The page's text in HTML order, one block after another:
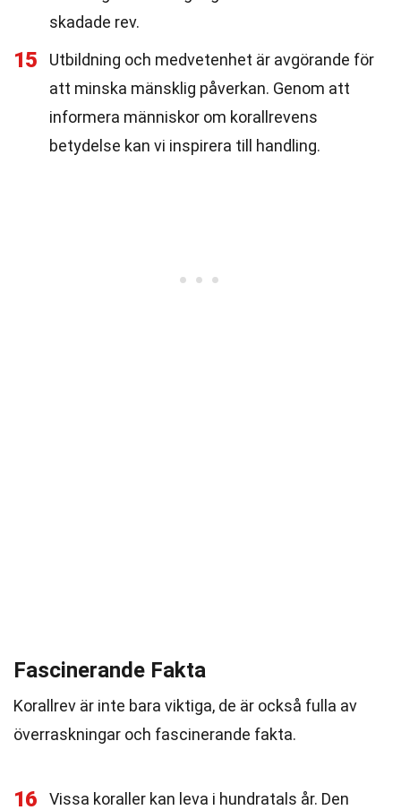
skadade rev.
15
Utbildning och medvetenhet är avgörande för
att minska mänsklig påverkan. Genom att
informera människor om korallrevens
betydelse kan vi inspirera till handling.
Fascinerande Fakta
Korallrev är inte bara viktiga, de är också fulla av
överraskningar och fascinerande fakta.
16
Vissa koraller kan leva i hundratals år. Den